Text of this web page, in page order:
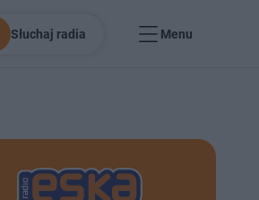
Słuchaj radia Menu